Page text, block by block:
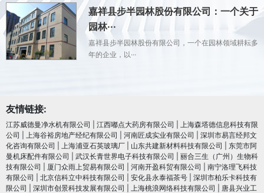
嘉祥县步半园林股份有限公司：一个关于
园林···
嘉祥县步半园林股份有限公司，一个在园林领域耕耘多
年的企业，以···
友情链接:
江苏威德曼净水机有限公司 江西嘟点大药房有限公司
上海森塔德信息科技有限
公司
上海谷裕房地产经纪有限公司 河南匠成实业有限公司
深圳市易言经邦文
化咨询有限公司
上海浦亚石英玻璃厂 山东共建新材料科技有限公司
东莞市阿
曼机床配件有限公司
武汉长青世界电子科技有限公司
丽合三生（广州）生物科
技有限公司
厦门众雨上贸易有限公司 河南开盈科贸有限公司
南宁洛理飞科技
有限公司
北京信科立中科技有限公司 安化县永泰福茶号
深圳市柏乐卡科技有
限公司
深圳市创景科技发展有限公司 上海桃浪网络科技有限公司
唐县兴业工